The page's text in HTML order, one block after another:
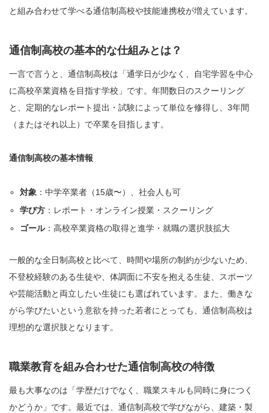
と組み合わせて学べる通信制高校や技能連携校が増えています。
通信制高校の基本的な仕組みとは？
一言で言うと、通信制高校は「通学日が少なく、自宅学習を中心
に高校卒業資格を目指す学校」です。年間数日のスクーリング
と、定期的なレポート提出・試験によって単位を修得し、3年間
（またはそれ以上）で卒業を目指します。
通信制高校の基本情報
対象 ：中学卒業者（15歳〜）、社会人も可
学び方 ：レポート・オンライン授業・スクーリング
ゴール：高校卒業資格の取得と進学・就職の選択肢拡大
一般的な全日制高校と比べて、時間や場所の制約が少ないため、
不登校経験のある生徒や、体調面に不安を抱える生徒、スポーツ
や芸能活動と両立したい生徒にも選ばれています。また、働きな
がら学びたいという意欲を持った若者にとっても、通信制高校は
理想的な選択肢となります。
職業教育を組み合わせた通信制高校の特徴
最も大事なのは「学歴だけでなく、職業スキルも同時に身につく
かどうか」です。最近では、通信制高校で学びながら、建築・製